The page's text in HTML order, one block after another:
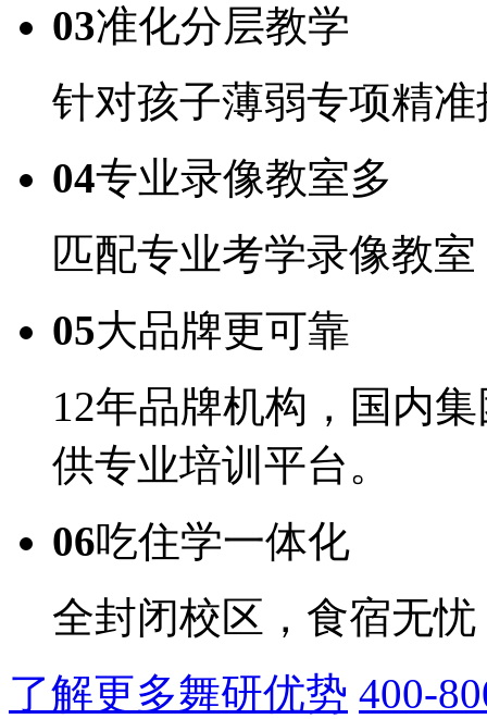
03准化分层教学
针对孩子薄弱专项精
04专业录像教室多
匹配专业考学录像教
05大品牌更可靠
12年品牌机构，国内
供专业培训平台。
06吃住学一体化
全封闭校区，食宿无
了解更多舞研优势 400-